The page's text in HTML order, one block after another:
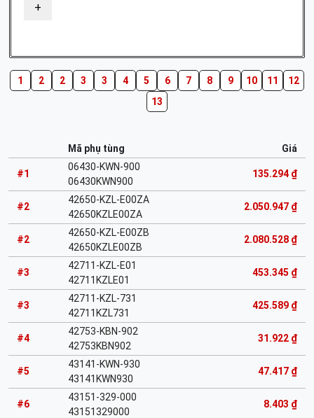
+
1 2 2 3 3 4 5 6 7 8 9 10 11
12
13
Mã phụ tùng Giá
#1
06430-KWN-900
06430KWN900
135.294 ₫
#2
42650-KZL-E00ZA
42650KZLE00ZA
2.050.947 ₫
#2
42650-KZL-E00ZB
42650KZLE00ZB
2.080.528 ₫
#3
42711-KZL-E01
42711KZLE01
453.345 ₫
#3
42711-KZL-731
42711KZL731
425.589 ₫
#4
42753-KBN-902
42753KBN902
31.922 ₫
#5
43141-KWN-930
43141KWN930
47.417 ₫
#6
43151-329-000
43151329000
8.403 ₫